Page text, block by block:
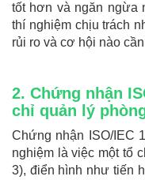
tốt hơn và ngăn ngừa
thí nghiệm chịu trách
rủi ro và cơ hội nào
2. Chứng nhận
chỉ quản lý
Chứng nhận ISO/IEC
nghiệm là việc một tổ
3), điển hình như tiến